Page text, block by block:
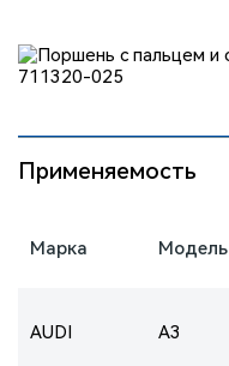
Применяемость
Марка Модель
AUDI A3